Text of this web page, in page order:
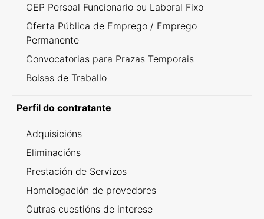
OEP Persoal Funcionario ou Laboral Fixo
Oferta Pública de Emprego / Emprego
Permanente
Convocatorias para Prazas Temporais
Bolsas de Traballo
Perfil do contratante
Adquisicións
Eliminacións
Prestación de Servizos
Homologación de provedores
Outras cuestións de interese